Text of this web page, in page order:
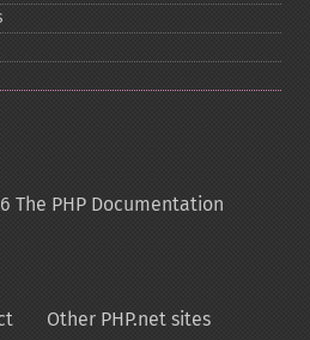
The PHP Documentation
Other PHP.net sites